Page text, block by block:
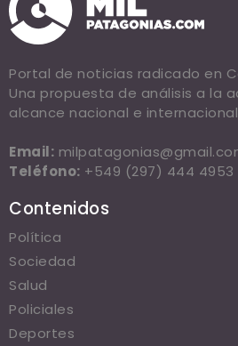
Portal de noticias radicado en
Una propuesta de análisis a la
alcance nacional e
Email:
Teléfono: +549 (297) 444 4953
Contenidos
Política
Sociedad
Salud
Policiales
Deportes